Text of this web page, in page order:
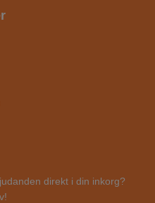
direkt i din inkorg?